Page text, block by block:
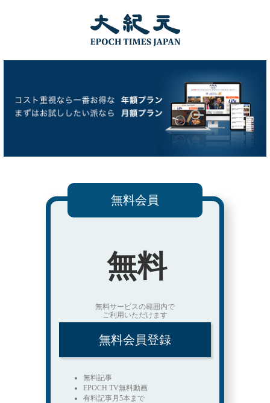
無料会員
無料
無料サービスの範囲内で
ご利用いただけます
無料会員登録
無料記事
EPOCH TV無料動画
有料記事月5本まで